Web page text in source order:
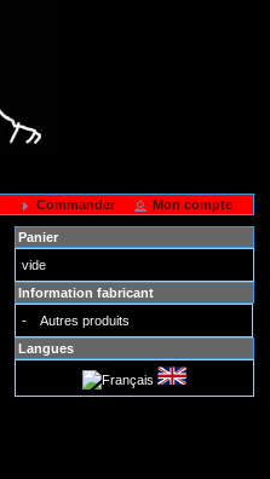
Commander Mon compte
Panier
vide
Information fabricant
-
Autres produits
Langues